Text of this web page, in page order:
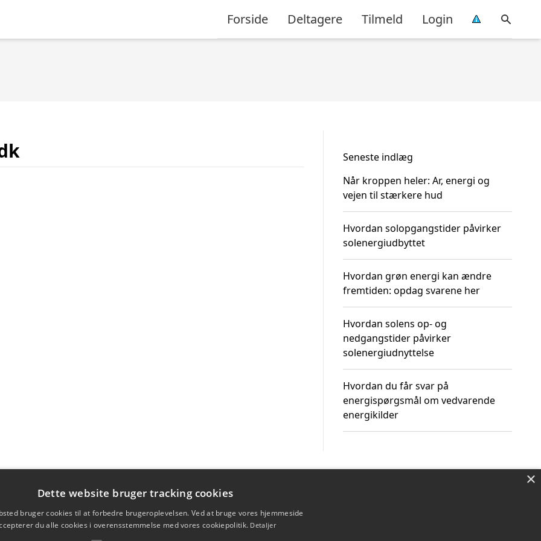
Forside Deltagere Tilmeld Login
Seneste indlæg
Når kroppen heler: Ar, energi og
vejen til stærkere hud
Hvordan solopgangstider påvirker
solenergiudbyttet
Hvordan grøn energi kan ændre
fremtiden: opdag svarene her
Hvordan solens op- og
nedgangstider påvirker
solenergiudnyttelse
Hvordan du får svar på
energispørgsmål om vedvarende
energikilder
×
Dette website bruger tracking cookies
bruger cookies til at forbedre brugeroplevelsen. Ved at bruge vores hjemmeside
du alle cookies i overensstemmelse med vores cookiepolitik. Detaljer